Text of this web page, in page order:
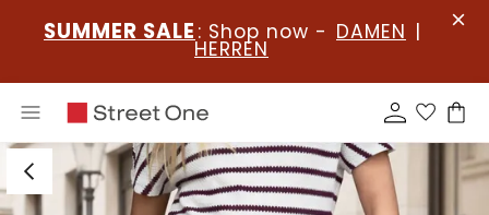
SUMMER SALE : Shop now - DAMEN |
HERREN